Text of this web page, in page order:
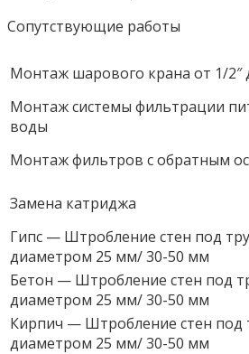
Сопутствующие работы
Монтаж шарового крана от 1/2″
Монтаж системы фильтрации
воды
Монтаж фильтров с обратным
Замена катриджа
Гипс — Штробление стен под
диаметром 25 мм/ 30-50 мм
Бетон — Штробление стен под
диаметром 25 мм/ 30-50 мм
Кирпич — Штробление стен под
диаметром 25 мм/ 30-50 мм